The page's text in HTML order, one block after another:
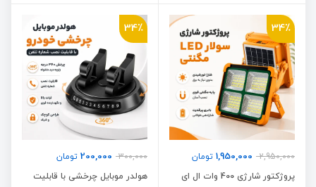
34٪
2,950,000
1,950,000 تومان
پروژکتور شارژی 400 وات ال ای
34٪
300,000
200,000 تومان
هولدر موبایل چرخشی با قابلیت